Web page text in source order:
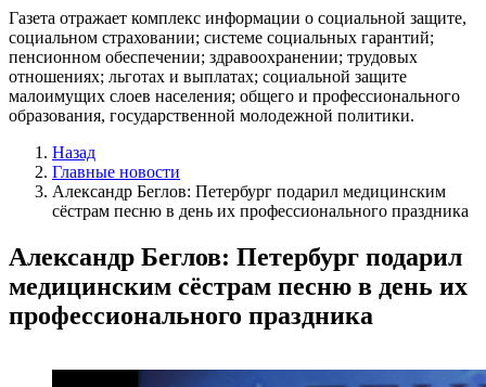
Газета отражает комплекс информации о социальной защите,
социальном страховании; системе социальных гарантий;
пенсионном обеспечении; здравоохранении; трудовых
отношениях; льготах и выплатах; социальной защите
малоимущих слоев населения; общего и профессионального
образования, государственной молодежной политики.
Назад
Главные новости
Александр Беглов: Петербург подарил медицинским
сёстрам песню в день их профессионального праздника
Александр Беглов: Петербург подарил
медицинским сёстрам песню в день их
профессионального праздника